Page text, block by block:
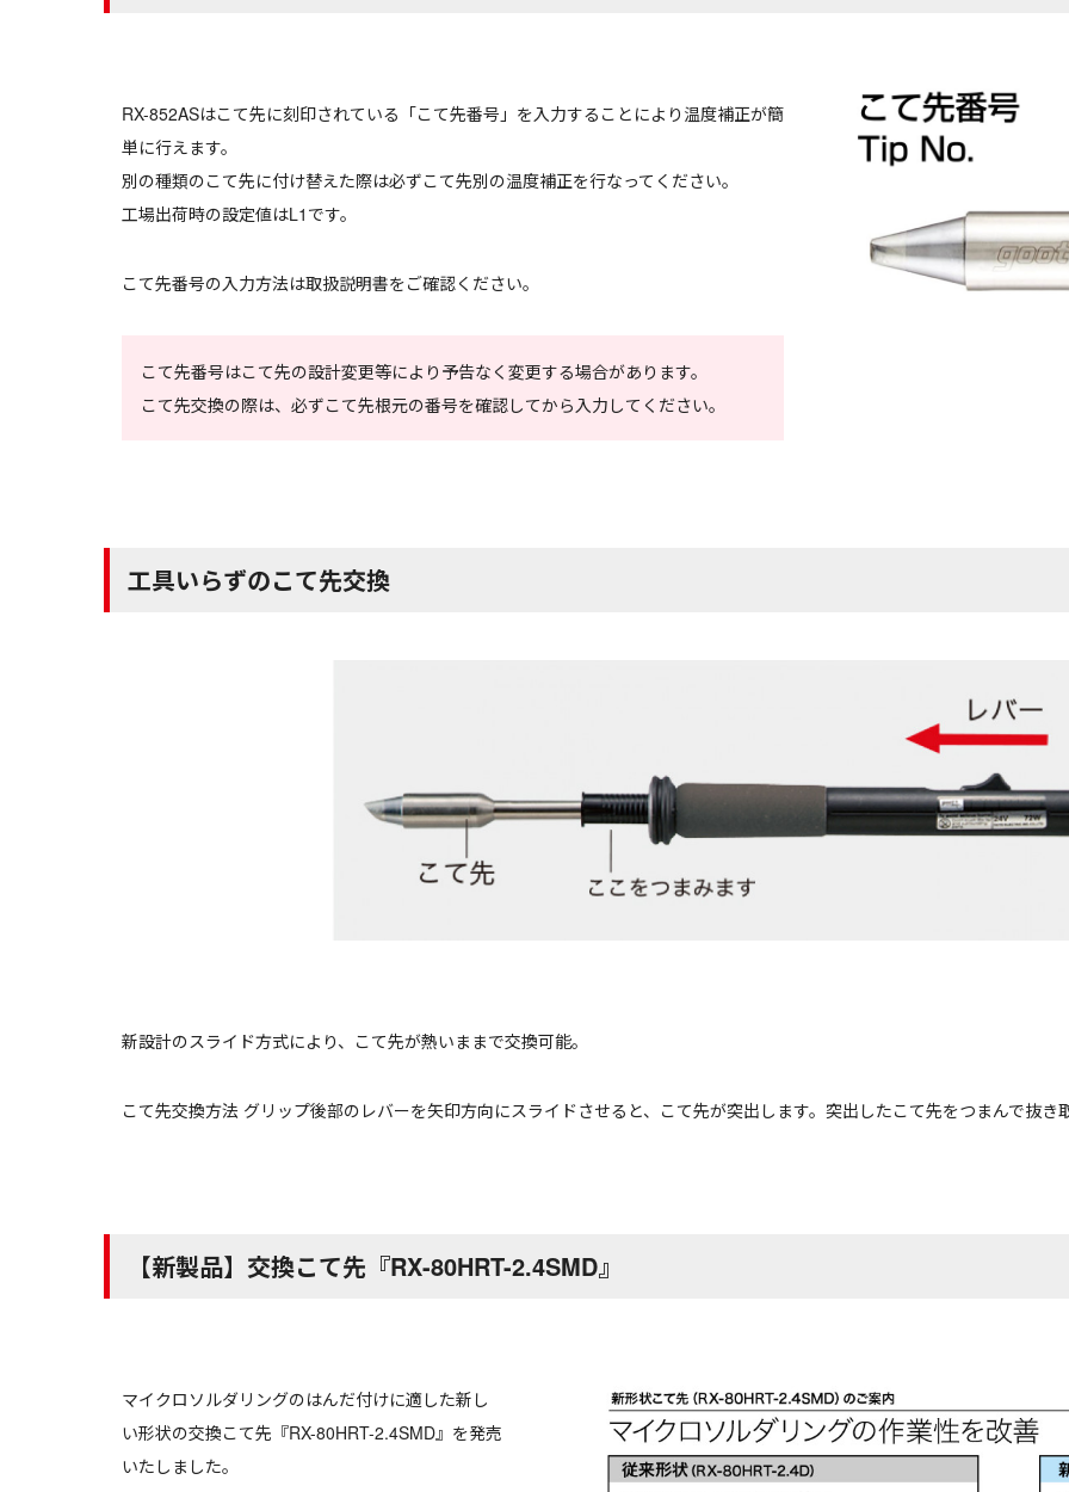
RX-852ASはこて先に刻印されている「こて先番号」を入力することにより温度補正が簡
単に行えます。
別の種類のこて先に付け替えた際は必ずこて先別の温度補正を行なってください。
工場出荷時の設定値はL1です。
こて先番号の入力方法は取扱説明書をご確認ください。
こて先番号はこて先の設計変更等により予告なく変更する場合があります。
こて先交換の際は、必ずこて先根元の番号を確認してから入力してください。
工具いらずのこて先交換
新設計のスライド方式により、こて先が熱いままで交換可能。
こて先交換方法 グリップ後部のレバーを矢印方向にスライドさせると、こて先が突出します。突出したこて先をつまんで抜き
【新製品】交換こて先『RX-80HRT-2.4SMD』
マイクロソルダリングのはんだ付けに適した新し
い形状の交換こて先『RX-80HRT-2.4SMD』を発売
いたしました。